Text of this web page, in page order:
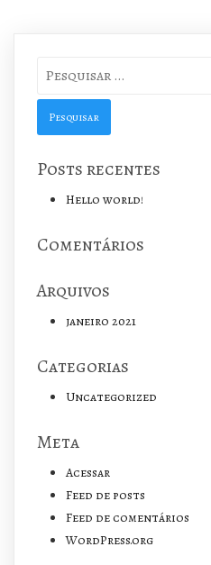
por:
Posts recentes
Hello world!
Comentários
Arquivos
janeiro 2021
Categorias
Uncategorized
Meta
Acessar
Feed de posts
Feed de comentários
WordPress.org